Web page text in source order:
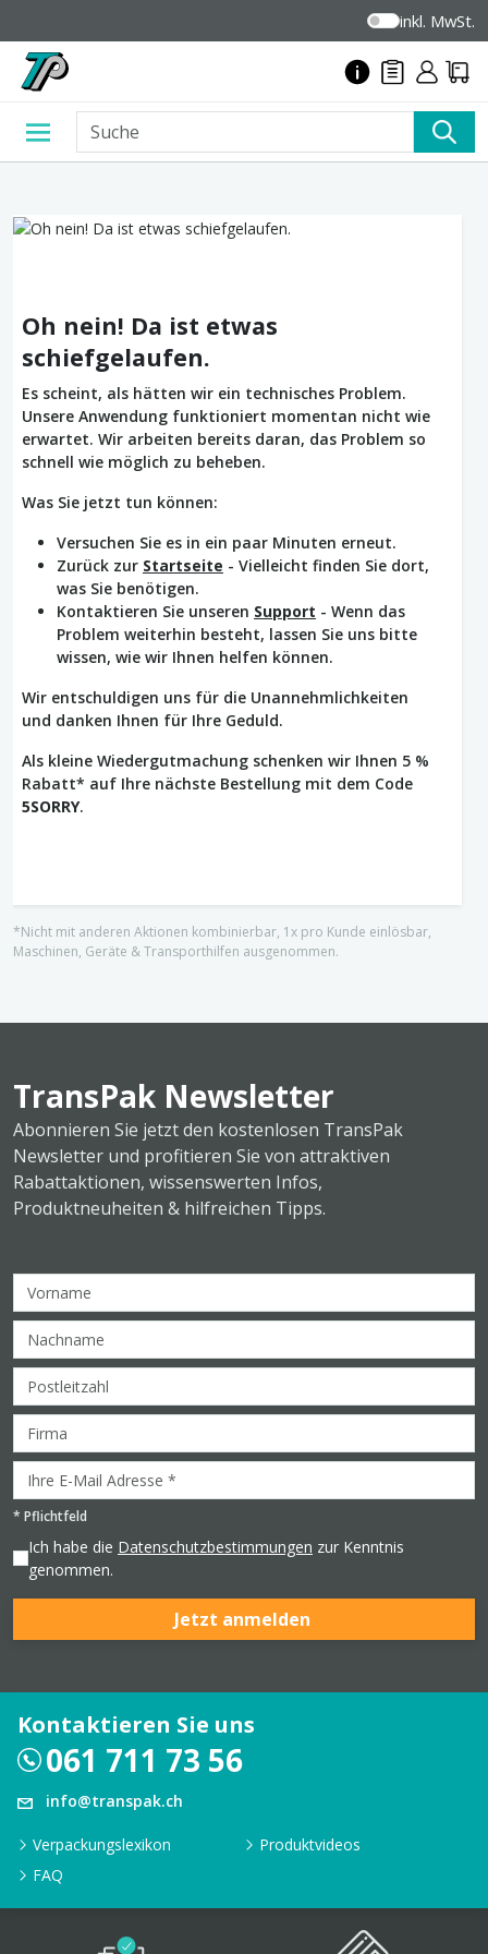
inkl. MwSt.
Oh nein! Da ist etwas
schiefgelaufen.
Es scheint, als hätten wir ein technisches Problem.
Unsere Anwendung funktioniert momentan nicht wie
erwartet. Wir arbeiten bereits daran, das Problem so
schnell wie möglich zu beheben.
Was Sie jetzt tun können:
Versuchen Sie es in ein paar Minuten erneut.
Zurück zur Startseite - Vielleicht finden Sie dort,
was Sie benötigen.
Kontaktieren Sie unseren Support - Wenn das
Problem weiterhin besteht, lassen Sie uns bitte
wissen, wie wir Ihnen helfen können.
Wir entschuldigen uns für die Unannehmlichkeiten
und danken Ihnen für Ihre Geduld.
Als kleine Wiedergutmachung schenken wir Ihnen 5 %
Rabatt* auf Ihre nächste Bestellung mit dem Code
5SORRY.
*Nicht mit anderen Aktionen kombinierbar, 1x pro Kunde einlösbar,
Maschinen, Geräte & Transporthilfen ausgenommen.
TransPak Newsletter
Abonnieren Sie jetzt den kostenlosen TransPak
Newsletter und profitieren Sie von attraktiven
Rabattaktionen, wissenswerten Infos,
Produktneuheiten & hilfreichen Tipps.
* Pflichtfeld
Ich habe die Datenschutzbestimmungen zur Kenntnis
genommen.
Jetzt anmelden
Kontaktieren Sie uns
061 711 73 56
info@transpak.ch
Verpackungslexikon
Produktvideos
FAQ